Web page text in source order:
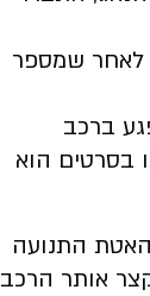
לאחר שמספר
ברכב
בסרטים הוא
התנועה
אותר הרכב